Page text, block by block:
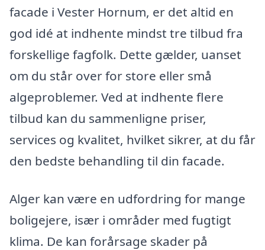
facade i Vester Hornum, er det altid en
god idé at indhente mindst tre tilbud fra
forskellige fagfolk. Dette gælder, uanset
om du står over for store eller små
algeproblemer. Ved at indhente flere
tilbud kan du sammenligne priser,
services og kvalitet, hvilket sikrer, at du får
den bedste behandling til din facade.
Alger kan være en udfordring for mange
boligejere, især i områder med fugtigt
klima. De kan forårsage skader på